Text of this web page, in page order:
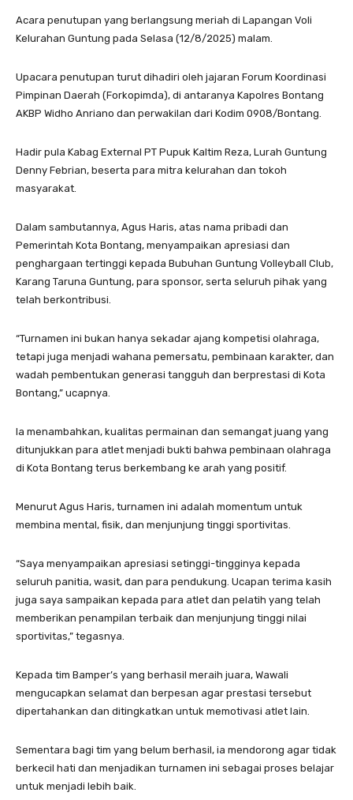
Acara penutupan yang berlangsung meriah di Lapangan Voli
Kelurahan Guntung pada Selasa (12/8/2025) malam.
Upacara penutupan turut dihadiri oleh jajaran Forum Koordinasi
Pimpinan Daerah (Forkopimda), di antaranya Kapolres Bontang
AKBP Widho Anriano dan perwakilan dari Kodim 0908/Bontang.
Hadir pula Kabag External PT Pupuk Kaltim Reza, Lurah Guntung
Denny Febrian, beserta para mitra kelurahan dan tokoh
masyarakat.
Dalam sambutannya, Agus Haris, atas nama pribadi dan
Pemerintah Kota Bontang, menyampaikan apresiasi dan
penghargaan tertinggi kepada Bubuhan Guntung Volleyball Club,
Karang Taruna Guntung, para sponsor, serta seluruh pihak yang
telah berkontribusi.
“Turnamen ini bukan hanya sekadar ajang kompetisi olahraga,
tetapi juga menjadi wahana pemersatu, pembinaan karakter, dan
wadah pembentukan generasi tangguh dan berprestasi di Kota
Bontang,” ucapnya.
la menambahkan, kualitas permainan dan semangat juang yang
ditunjukkan para atlet menjadi bukti bahwa pembinaan olahraga
di Kota Bontang terus berkembang ke arah yang positif.
Menurut Agus Haris, turnamen ini adalah momentum untuk
membina mental, fisik, dan menjunjung tinggi sportivitas.
“Saya menyampaikan apresiasi setinggi-tingginya kepada
seluruh panitia, wasit, dan para pendukung. Ucapan terima kasih
juga saya sampaikan kepada para atlet dan pelatih yang telah
memberikan penampilan terbaik dan menjunjung tinggi nilai
sportivitas,” tegasnya.
Kepada tim Bamper’s yang berhasil meraih juara, Wawali
mengucapkan selamat dan berpesan agar prestasi tersebut
dipertahankan dan ditingkatkan untuk memotivasi atlet lain.
Sementara bagi tim yang belum berhasil, ia mendorong agar tidak
berkecil hati dan menjadikan turnamen ini sebagai proses belajar
untuk menjadi lebih baik.